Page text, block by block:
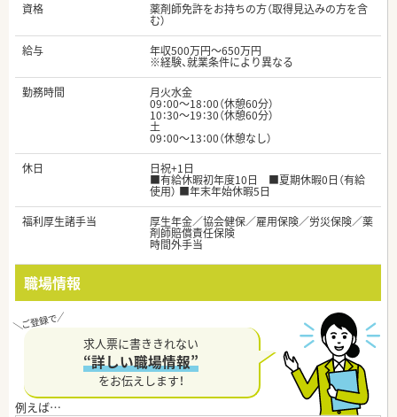
資格
薬剤師免許をお持ちの方（取得見込みの方を含
む）
給与
年収500万円～650万円
※経験、就業条件により異なる
勤務時間
月火水金
09：00～18：00（休憩60分）
10：30～19：30（休憩60分）
土
09：00～13：00（休憩なし）
休日
日祝+1日
■有給休暇初年度10日 ■夏期休暇0日（有給
使用） ■年末年始休暇5日
福利厚生諸手当
厚生年金／協会健保／雇用保険／労災保険／薬
剤師賠償責任保険
時間外手当
職場情報
求人票に書ききれない
“詳しい職場情報”
をお伝えします！